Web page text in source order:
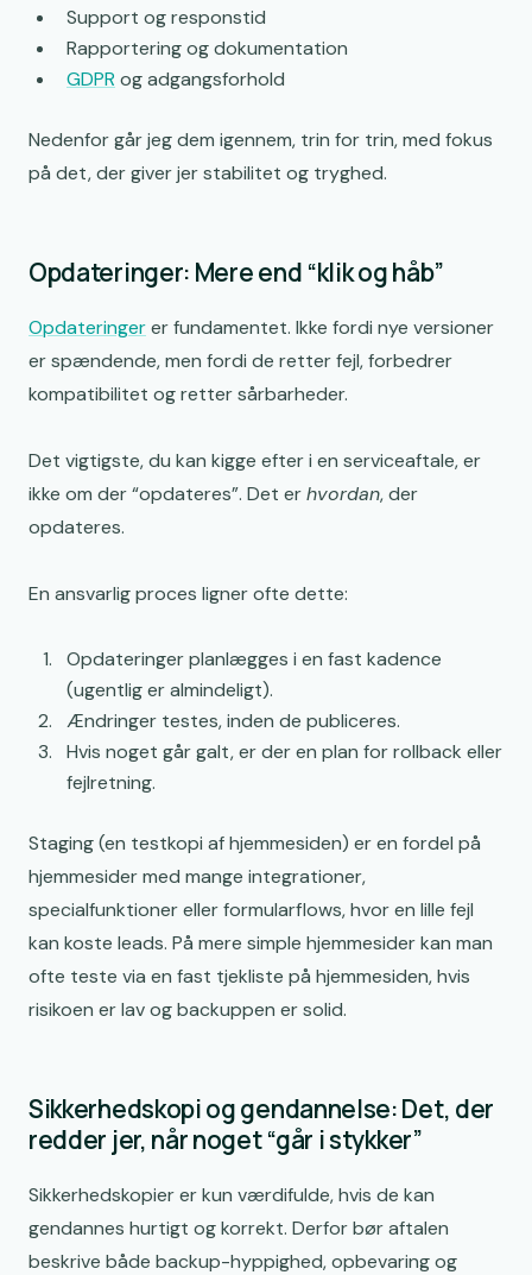
Support og responstid
Rapportering og dokumentation
GDPR og adgangsforhold
Nedenfor går jeg dem igennem, trin for trin, med fokus
på det, der giver jer stabilitet og tryghed.
Opdateringer: Mere end “klik og håb”
Opdateringerer fundamentet. Ikke fordi nye versioner
er spændende, men fordi de retter fejl, forbedrer
kompatibilitet og retter sårbarheder.
Det vigtigste, du kan kigge efter i en serviceaftale, er
ikke om der “opdateres”. Det erhvordan, der
opdateres.
En ansvarlig proces ligner ofte dette:
Opdateringer planlægges i en fast kadence
(ugentlig er almindeligt).
Ændringer testes, inden de publiceres.
Hvis noget går galt, er der en plan for rollback eller
fejlretning.
Staging (en testkopi af hjemmesiden) er en fordel på
hjemmesider med mange integrationer,
specialfunktioner eller formularflows, hvor en lille fejl
kan koste leads. På mere simple hjemmesider kan man
ofte teste via en fast tjekliste på hjemmesiden, hvis
risikoen er lav og backuppen er solid.
Sikkerhedskopi og gendannelse: Det, der
redder jer, når noget “går i stykker”
Sikkerhedskopier er kun værdifulde, hvis de kan
gendannes hurtigt og korrekt. Derfor bør aftalen
beskrive både backup-hyppighed, opbevaring og